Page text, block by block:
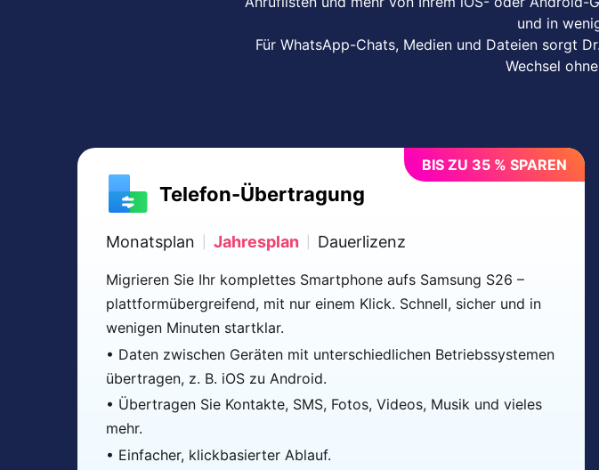
und in
Für WhatsApp-Chats, Medien und Dateien sorgt
Wechsel
BIS ZU 35 % SPAREN
Telefon-Übertragung
Monatsplan Jahresplan Dauerlizenz
Migrieren Sie Ihr komplettes Smartphone aufs Samsung S26 –
plattformübergreifend, mit nur einem Klick. Schnell, sicher und in
wenigen Minuten startklar.
• Daten zwischen Geräten mit unterschiedlichen Betriebssystemen
übertragen, z. B. iOS zu Android.
• Übertragen Sie Kontakte, SMS, Fotos, Videos, Musik und vieles
mehr.
• Einfacher, klickbasierter Ablauf.